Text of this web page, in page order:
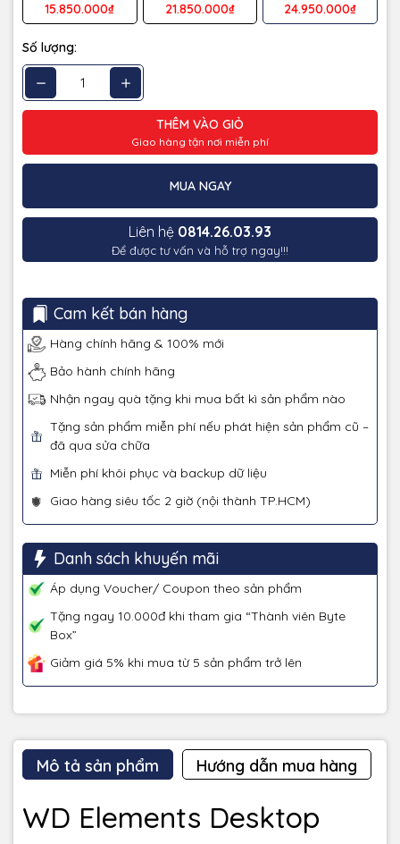
15.850.000₫
21.850.000₫
24.950.000₫
Số lượng:
THÊM VÀO GIỎ
Giao hàng tận nơi miễn phí
MUA NGAY
Liên hệ 0814.26.03.93
Để được tư vấn và hỗ trợ ngay!!!
Cam kết bán hàng
Hàng chính hãng & 100% mới
Bảo hành chính hãng
Nhận ngay quà tặng khi mua bất kì sản phẩm nào
Tặng sản phẩm miễn phí nếu phát hiện sản phẩm cũ –
đã qua sửa chữa
Miễn phí khôi phục và backup dữ liệu
Giao hàng siêu tốc 2 giờ (nội thành TP.HCM)
Danh sách khuyến mãi
Áp dụng Voucher/ Coupon theo sản phẩm
Tặng ngay 10.000đ khi tham gia “Thành viên Byte
Box”
Giảm giá 5% khi mua từ 5 sản phẩm trở lên
Mô tả sản phẩm Hướng dẫn mua hàng
WD Elements Desktop